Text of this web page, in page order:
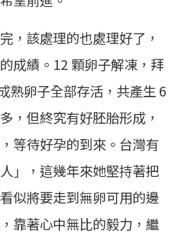
，該處理的也處理好了，
成績。12 顆卵子解凍，拜
熟卵子全部存活，共產生 6
，但終究有好胚胎形成，
等待好孕的到來。台灣有
」，這幾年來她堅持著把
似將要走到無卵可用的邊
靠著心中無比的毅力，繼